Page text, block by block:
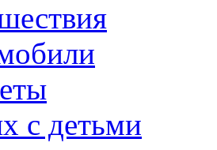
с детьми